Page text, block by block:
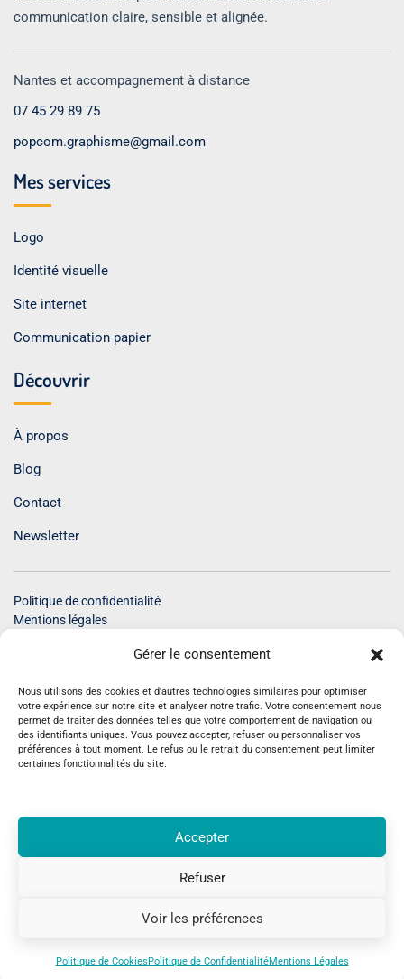
Gérer le consentement
Nous utilisons des cookies et d'autres technologies similaires pour optimiser
votre expérience sur notre site et analyser notre trafic. Votre consentement nous
permet de traiter des données telles que votre comportement de navigation ou
des identifiants uniques. Vous pouvez accepter, refuser ou personnaliser vos
préférences à tout moment. Le refus ou le retrait du consentement peut limiter
certaines fonctionnalités du site.
Accepter
Refuser
Voir les préférences
Politique de CookiesPolitique de ConfidentialitéMentions Légales
communication claire, sensible et alignée.
Nantes et accompagnement à distance
07 45 29 89 75
popcom.graphisme@gmail.com
Mes services
Logo
Identité visuelle
Site internet
Communication papier
Découvrir
À propos
Blog
Contact
Newsletter
Politique de confidentialité
Mentions légales
communication plus humaine
Conseils en graphisme, identité visuelle, site internet et
communication sensible pour faire rayonner votre